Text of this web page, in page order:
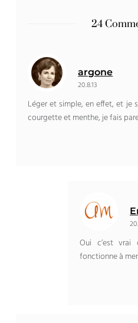
24
argone
20.8.13
Léger et simple, en effet, et je
courgette et menthe, je fais
Oui c’est vrai
fonctionne à